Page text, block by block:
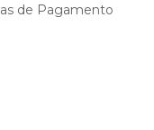
de Pagamento